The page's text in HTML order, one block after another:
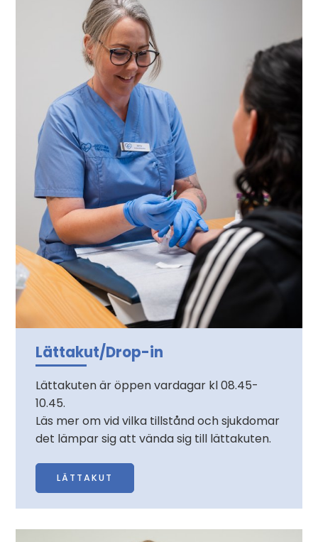
Lättakut/Drop-in
Lättakuten är öppen vardagar kl 08.45-
10.45.
Läs mer om vid vilka tillstånd och sjukdomar
det lämpar sig att vända sig till lättakuten.
LÄTTAKUT